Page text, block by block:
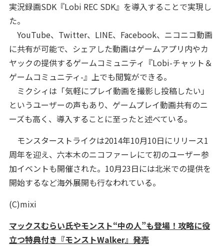
実況録画SDK『Lobi REC SDK』を導入することで実現し
た。
YouTube、Twitter、LINE、Facebook、ニコニコ動画
に共有が可能で、シェアした動画はゲームアプリ内やカ
ヤックの提供するゲームコミュニティ『Lobi-チャット＆
ゲームコミュニティ-』上でも閲覧ができる。
ミクシィは「気軽にプレイ動画を撮影し投稿したい」
というユーザーの声もあり、ゲームプレイ動画共有のニ
ーズも高く、導入することに至ったと述べている。
モンスターストライクは2014年10月10日にリリース1
周年を迎え、六本木のニコファーレにて初のユーザー参
加イベントも開催された。10月23日には北米での提供を
開始するなど海外展開も行なわれている。
(C)mixi
マックスむらい氏やモンスト“中の人”も登場！攻略に役
立つ特典付き『モンストWalker』発売